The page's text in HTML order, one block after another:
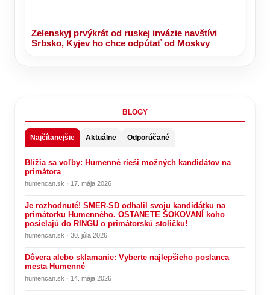
Zelenskyj prvýkrát od ruskej invázie navštívi
Srbsko, Kyjev ho chce odpútať od Moskvy
BLOGY
Najčítanejšie Aktuálne Odporúčané
Blížia sa voľby: Humenné rieši možných kandidátov na
primátora
humencan.sk · 17. mája 2026
Je rozhodnuté! SMER-SD odhalil svoju kandidátku na
primátorku Humenného. OSTANETE ŠOKOVANÍ koho
posielajú do RINGU o primátorskú stoličku!
humencan.sk · 30. júla 2026
Dôvera alebo sklamanie: Vyberte najlepšieho poslanca
mesta Humenné
humencan.sk · 14. mája 2026